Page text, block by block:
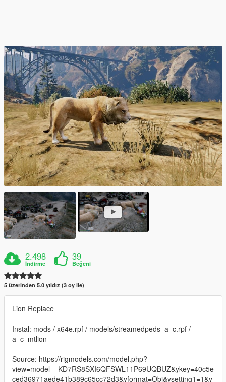
2.498
İndirme
39
Beğeni
5 üzerinden 5.0 yıldız (3 oy ile)
Lion Replace
Instal: mods / x64e.rpf / models/streamedpeds_a_c.rpf /
a_c_mtlion
Source: https://rigmodels.com/model.php?
view=model__KD7RS8SXI6QFSWL11P69UQBUZ&ykey=40c5e
ced36971aede41b389c65cc72d3&yformat=Obj&ysetting1=1&y